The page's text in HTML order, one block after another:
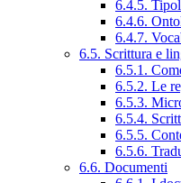
6.4.5.
6.4.6.
6.4.7.
6.5. Scrittura e
6.5.1.
6.5.2. Le
6.5.3.
6.5.4.
6.5.5.
6.5.6.
6.6. Documenti